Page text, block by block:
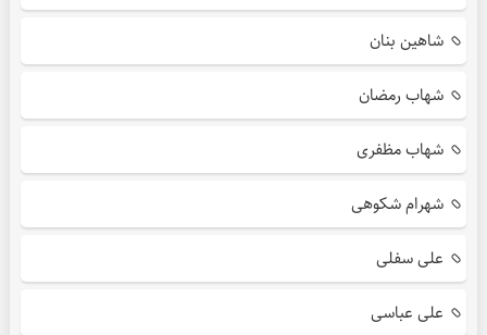
شاهین بنان
شهاب رمضان
شهاب مظفری
شهرام شکوهی
علی سفلی
علی عباسی